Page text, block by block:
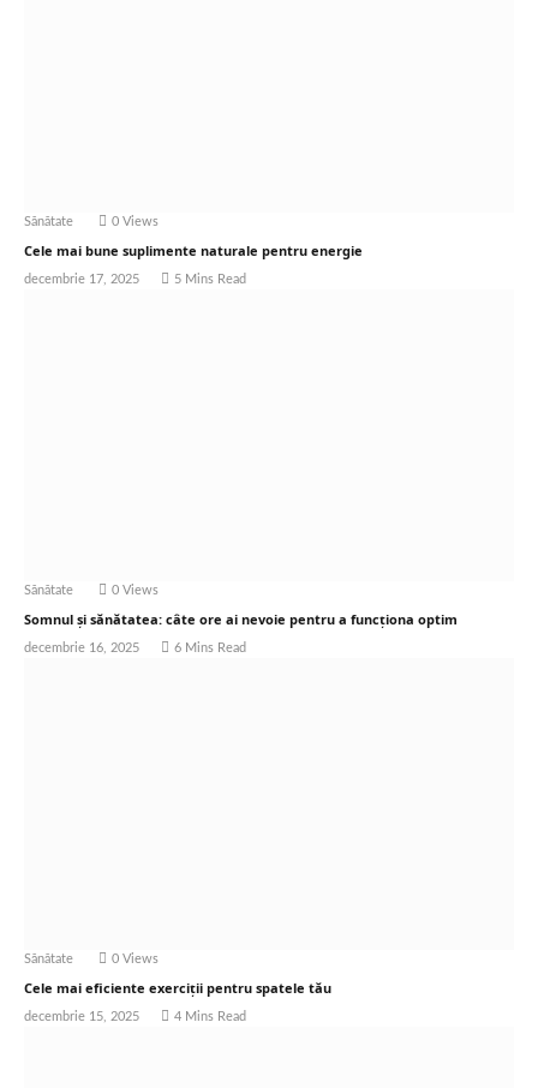
Sănătate 0 Views
Cele mai bune suplimente naturale pentru energie
decembrie 17, 2025 5 Mins Read
Sănătate 0 Views
Somnul și sănătatea: câte ore ai nevoie pentru a funcționa optim
decembrie 16, 2025 6 Mins Read
Sănătate 0 Views
Cele mai eficiente exerciții pentru spatele tău
decembrie 15, 2025 4 Mins Read